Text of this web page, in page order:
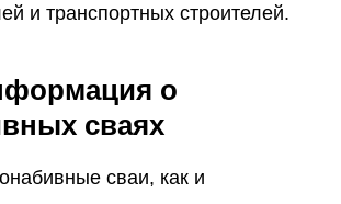
и транспортных строителей.
о
сваях
сваи, как и